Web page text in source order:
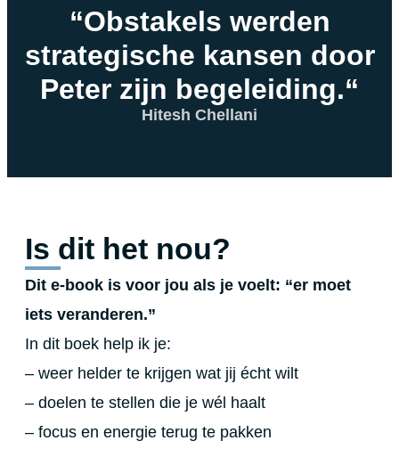
“Obstakels werden
strategische kansen door
Peter zijn begeleiding.“
Hitesh Chellani
Is dit het nou?
Dit e-book is voor jou als je voelt: “er moet
iets veranderen.”
In dit boek help ik je:
– weer helder te krijgen wat jij écht wilt
– doelen te stellen die je wél haalt
– focus en energie terug te pakken